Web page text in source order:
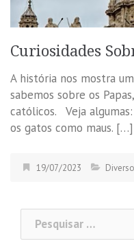
Curiosidades
A história nos mostra
sabemos sobre os
católicos. Veja
os gatos como maus. […]
19/07/2023
Pesquisar
por: